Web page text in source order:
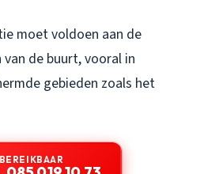
moet voldoen aan de
de buurt, vooral in
gebieden zoals het